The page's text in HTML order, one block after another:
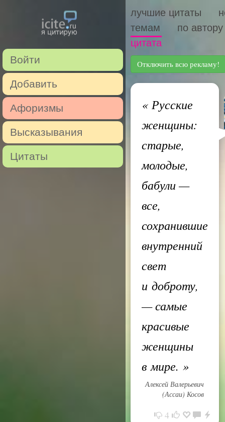
Войти
Добавить
Афоризмы
Высказывания
Цитаты
лучшие цитаты
темам
по автору
цитата
Отключить всю рекламу!
«Русские
женщины:
старые,
молодые,
бабули —
все,
сохранившие
внутренний
свет
и доброту,
— самые
красивые
женщины
в мире. »
Алексей Валерьевич
(Ассаи) Косов
4